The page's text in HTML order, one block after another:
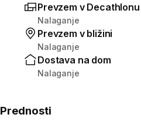
Prevzem v Decathlonu
Nalaganje
Prevzem v bližini
Nalaganje
Dostava na dom
Nalaganje
Prednosti